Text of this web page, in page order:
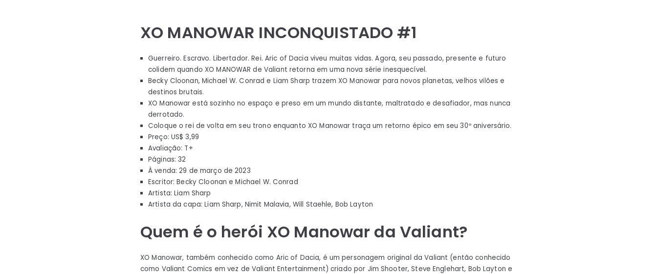
XO MANOWAR INCONQUISTADO #1
Guerreiro. Escravo. Libertador. Rei. Aric of Dacia viveu muitas vidas. Agora, seu passado, presente e futuro
colidem quando XO MANOWAR de Valiant retorna em uma nova série inesquecível.
Becky Cloonan, Michael W. Conrad e Liam Sharp trazem XO Manowar para novos planetas, velhos vilões e
destinos brutais.
XO Manowar está sozinho no espaço e preso em um mundo distante, maltratado e desafiador, mas nunca
derrotado.
Coloque o rei de volta em seu trono enquanto XO Manowar traça um retorno épico em seu 30º aniversário.
Preço: US$ 3,99
Avaliação: T+
Páginas: 32
À venda: 29 de março de 2023
Escritor: Becky Cloonan e Michael W. Conrad
Artista: Liam Sharp
Artista da capa: Liam Sharp, Nimit Malavia, Will Staehle, Bob Layton
Quem é o herói XO Manowar da Valiant?
XO Manowar, também conhecido como Aric of Dacia, é um personagem original da Valiant (então conhecido
como Valiant Comics em vez de Valiant Entertainment) criado por Jim Shooter, Steve Englehart, Bob Layton e